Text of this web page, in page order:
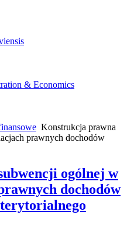
& Economics
Konstrukcja prawna
prawnych dochodów
ogólnej w
dochodów